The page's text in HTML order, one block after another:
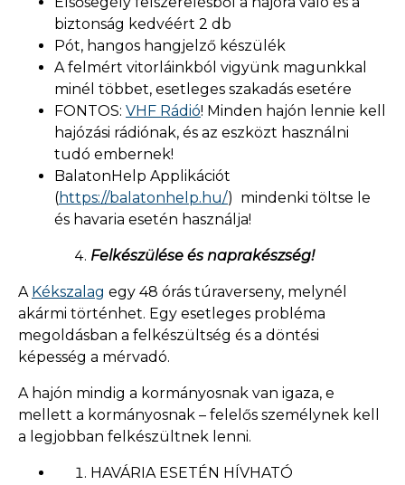
biztonság kedvéért 2 db
Pót, hangos hangjelző készülék
A felmért vitorláinkból vigyünk magunkkal
minél többet, esetleges szakadás esetére
FONTOS: VHF Rádió! Minden hajón lennie kell
hajózási rádiónak, és az eszközt használni
tudó embernek!
BalatonHelp Applikációt
(https://balatonhelp.hu/) mindenki töltse le
és havaria esetén használja!
Felkészülése és naprakészség!
A Kékszalag egy 48 órás túraverseny, melynél
akármi történhet. Egy esetleges probléma
megoldásban a felkészültség és a döntési
képesség a mérvadó.
A hajón mindig a kormányosnak van igaza, e
mellett a kormányosnak – felelős személynek kell
a legjobban felkészültnek lenni.
HAVÁRIA ESETÉN HÍVHATÓ